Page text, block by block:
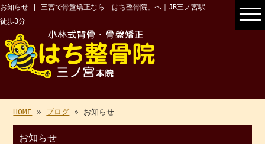
お知らせ | 三宮で骨盤矯正なら「はち整骨院」へ｜JR三ノ宮駅
徒歩3分
HOME » ブログ » お知らせ
お知らせ